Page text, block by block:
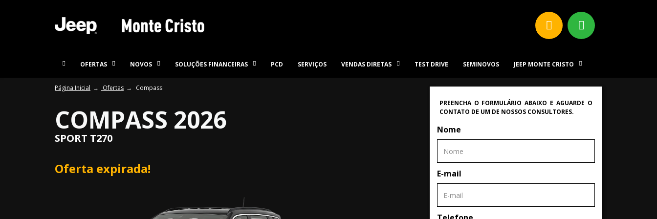
OFERTAS NOVOS SOLUÇÕES FINANCEIRAS PCD SERVIÇOS VENDAS DIRETAS TEST DRIVE SEMINOVOS JEEP MONTE CRISTO
Página Inicial Ofertas Compass
COMPASS 2026
SPORT T270
Oferta expirada!
PREENCHA O FORMULÁRIO ABAIXO E AGUARDE O
CONTATO DE UM DE NOSSOS CONSULTORES.
Nome
E-mail